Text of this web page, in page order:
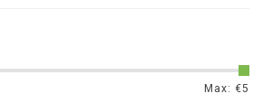
Max: €5